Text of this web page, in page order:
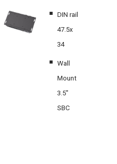
DIN rail
47.5x
34
Wall
Mount
3.5″
SBC